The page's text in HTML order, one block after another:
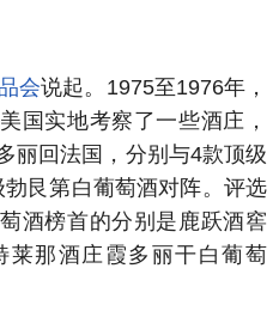
会说起。1975至1976年，
国实地考察了一些酒庄，
丽回法国，分别与4款顶级
艮第白葡萄酒对阵。评选
酒榜首的分别是鹿跃酒窖
莱那酒庄霞多丽干白葡萄